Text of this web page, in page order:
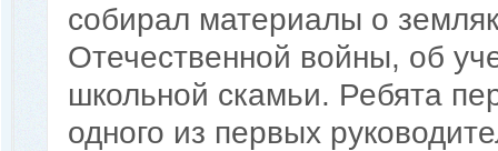
собирал материалы о
Отечественной войны, об
школьной скамьи. Ребята
одного из первых